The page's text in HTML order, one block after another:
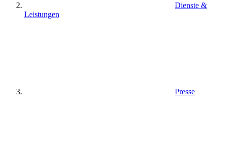
Dienste &
Leistungen
Presse